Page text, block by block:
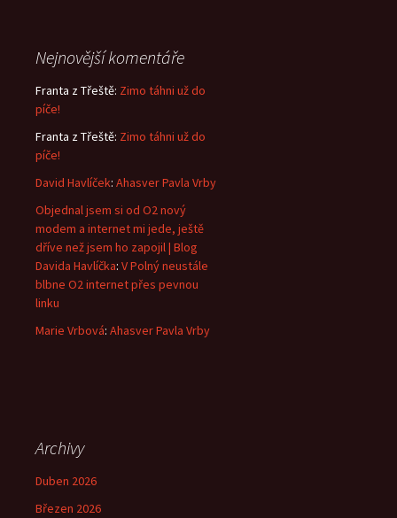
Nejnovější komentáře
Franta z Třeště: Zimo táhni už do
píče!
Franta z Třeště: Zimo táhni už do
píče!
David Havlíček: Ahasver Pavla Vrby
Objednal jsem si od O2 nový
modem a internet mi jede, ještě
dříve než jsem ho zapojil | Blog
Davida Havlíčka: V Polný neustále
blbne O2 internet přes pevnou
linku
Marie Vrbová: Ahasver Pavla Vrby
Archivy
Duben 2026
Březen 2026